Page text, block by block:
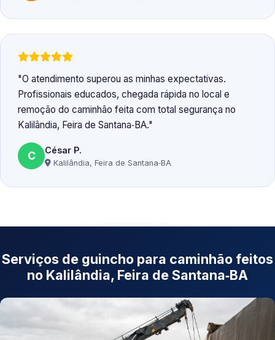
O atendimento superou as minhas expectativas.
Profissionais educados, chegada rápida no local e
remoção do caminhão feita com total segurança no
Kalilândia, Feira de Santana‑BA.
C César P.
Kalilândia, Feira de Santana‑BA
Serviços de guincho para caminhão feitos
no Kalilândia, Feira de Santana‑BA